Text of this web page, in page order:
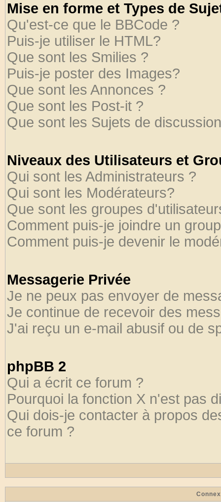
Mise en forme et Types de
Qu'est-ce que le BBCode ?
Puis-je utiliser le HTML?
Que sont les Smilies ?
Puis-je poster des Images?
Que sont les Annonces ?
Que sont les Post-it ?
Que sont les Sujets de
Niveaux des Utilisateurs et
Qui sont les Administrateurs ?
Qui sont les Modérateurs?
Que sont les groupes
Comment puis-je joindre un
Comment puis-je devenir le
Messagerie Privée
Je ne peux pas envoyer de
Je continue de recevoir des
J'ai reçu un e-mail abusif ou de
phpBB 2
Qui a écrit ce forum ?
Pourquoi la fonction X n'est pas
Qui dois-je contacter à propos
ce forum ?